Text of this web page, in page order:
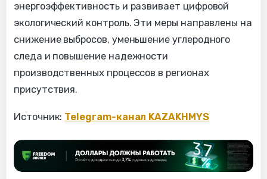
энергоэффективность и развивает цифровой
экологический контроль. Эти меры направлены на
снижение выбросов, уменьшение углеродного
следа и повышение надежности
производственных процессов в регионах
присутствия.
Источник: Telegram-канал KAZAKHMYS